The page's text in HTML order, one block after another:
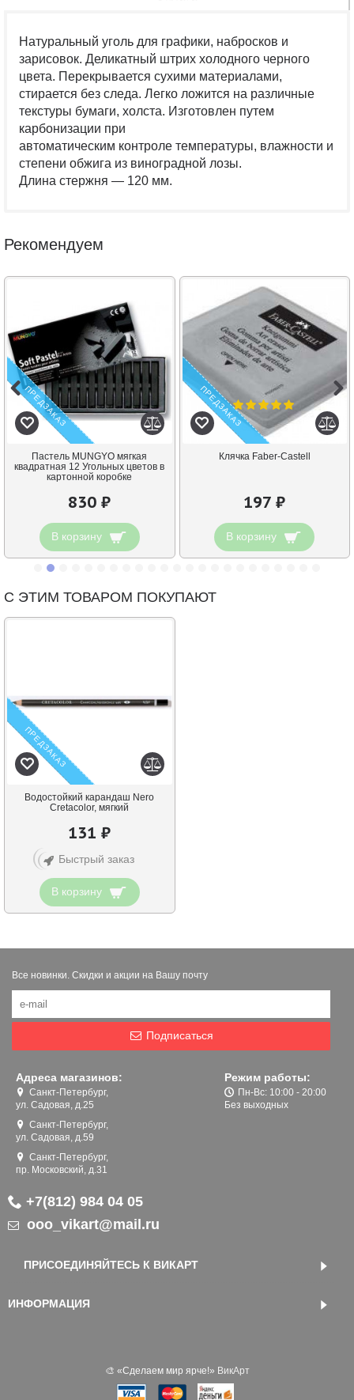
Натуральный уголь для графики, набросков и
зарисовок. Деликатный штрих холодного черного
цвета. Перекрывается сухими материалами,
стирается без следа. Легко ложится на различные
текстуры бумаги, холста. Изготовлен путем
карбонизации при
автоматическим контроле температуры, влажности и
степени обжига из виноградной лозы.
Длина стержня — 120 мм.
Рекомендуем
ПРЕДЗАКАЗ
Пастель MUNGYO мягкая
квадратная 12 Угольных цветов в
картонной коробке
830 ₽
В корзину
ПРЕДЗАКАЗ
Клячка Faber-Castell
197 ₽
В корзину
С ЭТИМ ТОВАРОМ ПОКУПАЮТ
ПРЕДЗАКАЗ
Водостойкий карандаш Nero
Cretacolor, мягкий
131 ₽
Быстрый заказ
В корзину
Все новинки. Скидки и акции на Вашу почту
Подписаться
Адреса магазинов:
Санкт-Петербург,
ул. Садовая, д.25
Санкт-Петербург,
ул. Садовая, д.59
Санкт-Петербург,
пр. Московский, д.31
Режим работы:
Пн-Вс: 10:00 - 20:00
Без выходных
+7(812) 984 04 05
ooo_vikart@mail.ru
ПРИСОЕДИНЯЙТЕСЬ К ВИКАРТ
ИНФОРМАЦИЯ
🎨 «‎Сделаем мир ярче!» ВикАрт